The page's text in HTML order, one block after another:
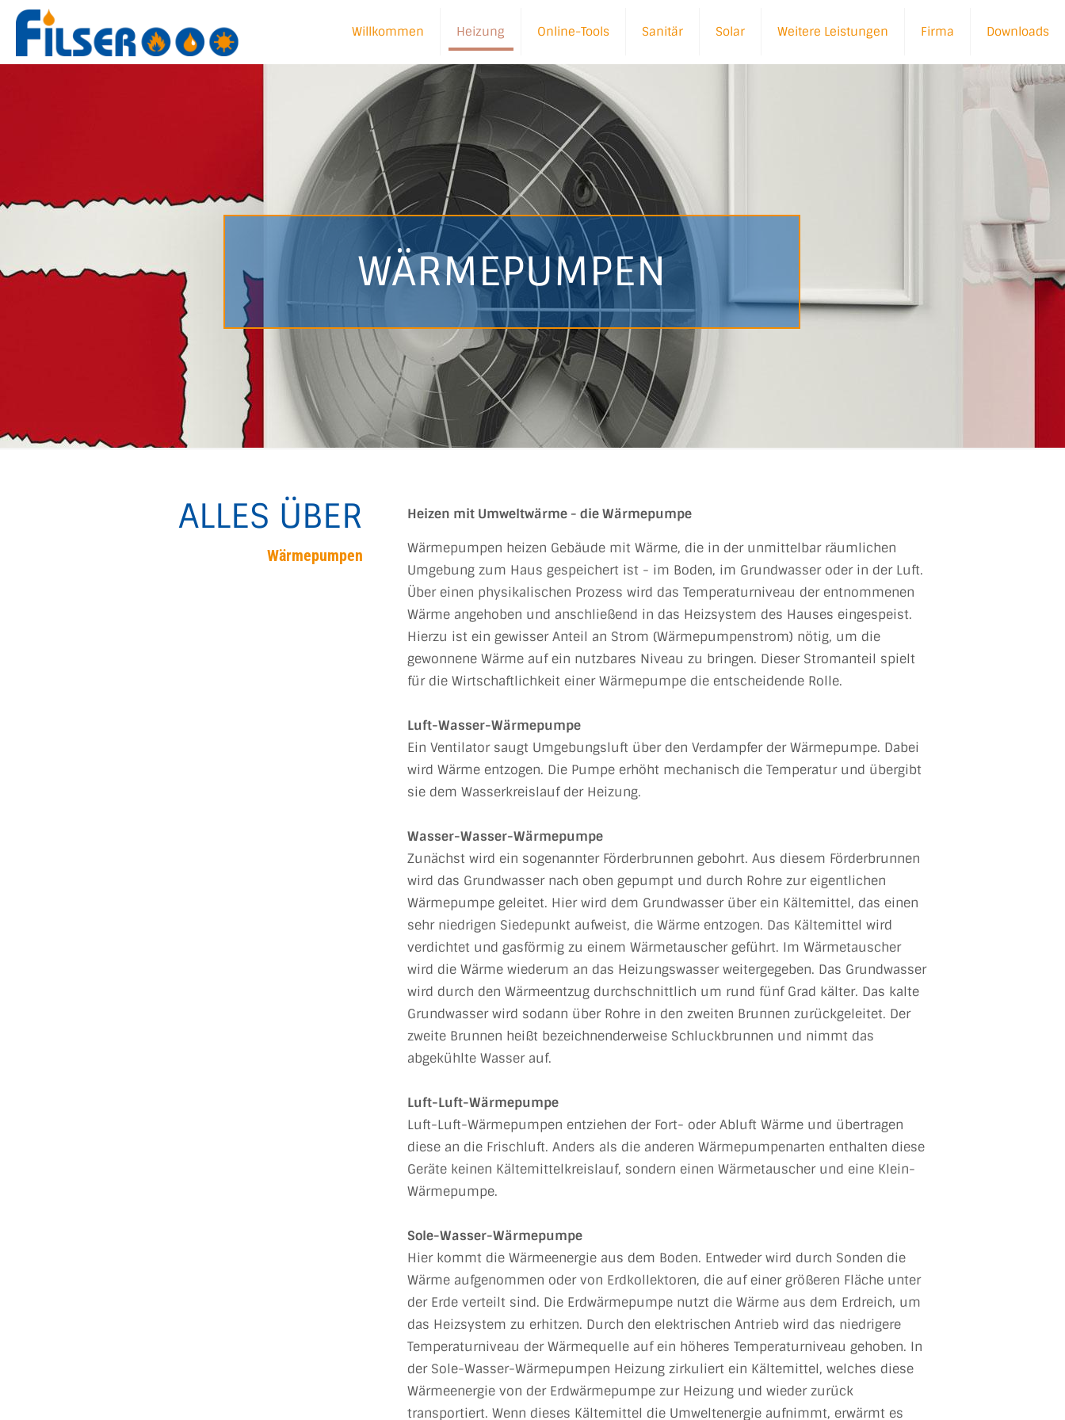
Willkommen Heizung Online-Tools Sanitär Solar Weitere Leistungen Firma Downloads
WÄRMEPUMPEN
ALLES ÜBER
Wärmepumpen
Heizen mit Umweltwärme - die Wärmepumpe
Wärmepumpen heizen Gebäude mit Wärme, die in der unmittelbar räumlichen
Umgebung zum Haus gespeichert ist - im Boden, im Grundwasser oder in der Luft.
Über einen physikalischen Prozess wird das Temperaturniveau der entnommenen
Wärme angehoben und anschließend in das Heizsystem des Hauses eingespeist.
Hierzu ist ein gewisser Anteil an Strom (Wärmepumpenstrom) nötig, um die
gewonnene Wärme auf ein nutzbares Niveau zu bringen. Dieser Stromanteil spielt
für die Wirtschaftlichkeit einer Wärmepumpe die entscheidende Rolle.
Luft-Wasser-Wärmepumpe
Ein Ventilator saugt Umgebungsluft über den Verdampfer der Wärmepumpe. Dabei
wird Wärme entzogen. Die Pumpe erhöht mechanisch die Temperatur und übergibt
sie dem Wasserkreislauf der Heizung.
Wasser-Wasser-Wärmepumpe
Zunächst wird ein sogenannter Förderbrunnen gebohrt. Aus diesem Förderbrunnen
wird das Grundwasser nach oben gepumpt und durch Rohre zur eigentlichen
Wärmepumpe geleitet. Hier wird dem Grundwasser über ein Kältemittel, das einen
sehr niedrigen Siedepunkt aufweist, die Wärme entzogen. Das Kältemittel wird
verdichtet und gasförmig zu einem Wärmetauscher geführt. Im Wärmetauscher
wird die Wärme wiederum an das Heizungswasser weitergegeben. Das Grundwasser
wird durch den Wärmeentzug durchschnittlich um rund fünf Grad kälter. Das kalte
Grundwasser wird sodann über Rohre in den zweiten Brunnen zurückgeleitet. Der
zweite Brunnen heißt bezeichnenderweise Schluckbrunnen und nimmt das
abgekühlte Wasser auf.
Luft-Luft-Wärmepumpe
Luft-Luft-Wärmepumpen entziehen der Fort- oder Abluft Wärme und übertragen
diese an die Frischluft. Anders als die anderen Wärmepumpenarten enthalten diese
Geräte keinen Kältemittelkreislauf, sondern einen Wärmetauscher und eine Klein-
Wärmepumpe.
Sole-Wasser-Wärmepumpe
Hier kommt die Wärmeenergie aus dem Boden. Entweder wird durch Sonden die
Wärme aufgenommen oder von Erdkollektoren, die auf einer größeren Fläche unter
der Erde verteilt sind. Die Erdwärmepumpe nutzt die Wärme aus dem Erdreich, um
das Heizsystem zu erhitzen. Durch den elektrischen Antrieb wird das niedrigere
Temperaturniveau der Wärmequelle auf ein höheres Temperaturniveau gehoben. In
der Sole-Wasser-Wärmepumpen Heizung zirkuliert ein Kältemittel, welches diese
Wärmeenergie von der Erdwärmepumpe zur Heizung und wieder zurück
transportiert. Wenn dieses Kältemittel die Umweltenergie aufnimmt, erwärmt es